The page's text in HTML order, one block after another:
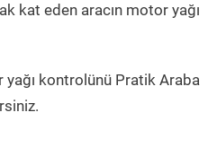
kat eden aracın motor yağı
yağı kontrolünü Pratik Araba